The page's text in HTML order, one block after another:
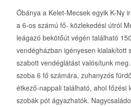
Óbánya a Kelet-Mecsek egyik K-Ny
a 6-os számú fő- közlekedési útról
leágazó bekötőút végén található
vendégházban igényesen kialakított
szabott vendéglátást valósítunk
szoba 6 fő számára, zuhanyzós
étkező-nappali található, ahol főzési
szobák pót ágyazhatók.